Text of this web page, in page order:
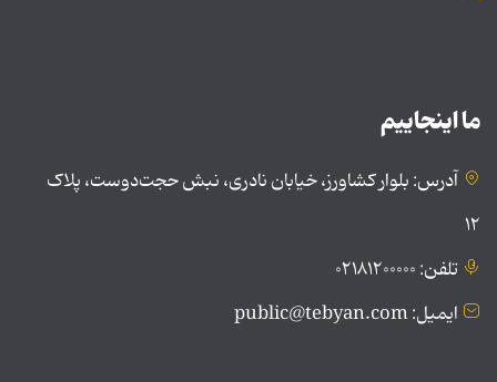
ما اینجاییم
آدرس: بلوار کشاورز، خیابان نادری، نبش حجت‌دوست، پلاک
۱۲
تلفن: ۰۲۱۸۱۲۰۰۰۰۰
ایمیل: public@tebyan.com